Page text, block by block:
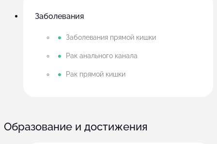
Заболевания
Заболевания прямой кишки
Рак анального канала
Рак прямой кишки
Образование и достижения